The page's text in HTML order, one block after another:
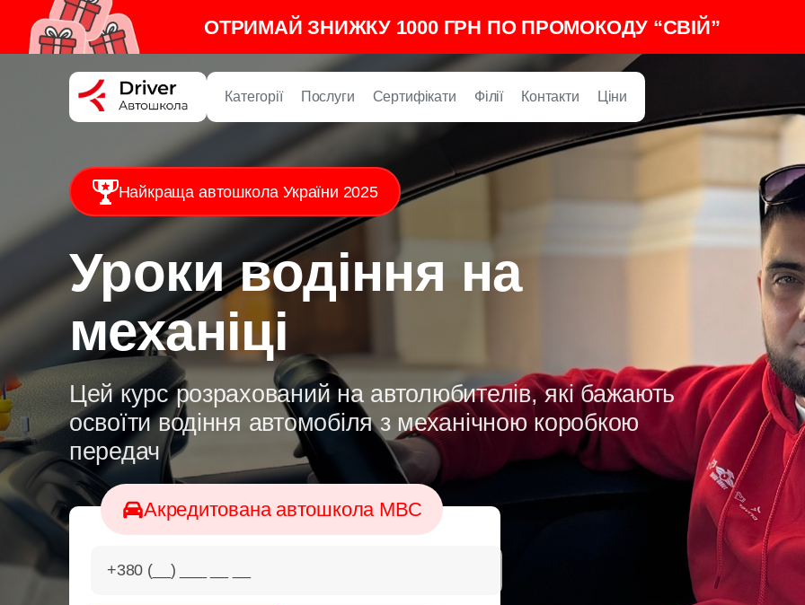
ОТРИМАЙ ЗНИЖКУ 1000 ГРН ПО ПРОМОКОДУ “СВІЙ”
Категорії Послуги Сертифікати Філії Контакти Ціни
Найкраща автошкола України 2025
Уроки водіння на
механіці
Цей курс розрахований на автолюбителів, які бажають
освоїти водіння автомобіля з механічною коробкою
передач
Акредитована автошкола МВС